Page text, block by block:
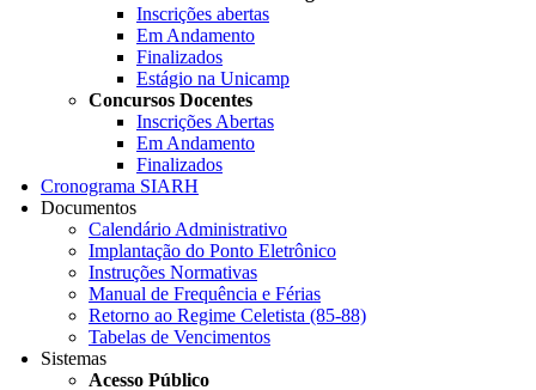
Inscrições abertas
Em Andamento
Finalizados
Estágio na Unicamp
Concursos Docentes
Inscrições Abertas
Em Andamento
Finalizados
Cronograma SIARH
Documentos
Calendário Administrativo
Implantação do Ponto Eletrônico
Instruções Normativas
Manual de Frequência e Férias
Retorno ao Regime Celetista (85-88)
Tabelas de Vencimentos
Sistemas
Acesso Público